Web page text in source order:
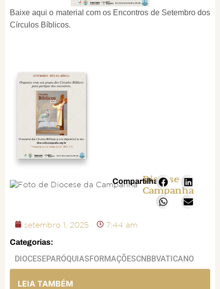
Baixe aqui o material com os Encontros de Setembro dos
Círculos Bíblicos.
Diocese da
Campanha
Compartilhar:
setembro 1, 2025 7:44 am
Categorias:
DIOCESEPARÓQUIASFORMAÇÕESCNBBVATICANO
LEIA TAMBÉM